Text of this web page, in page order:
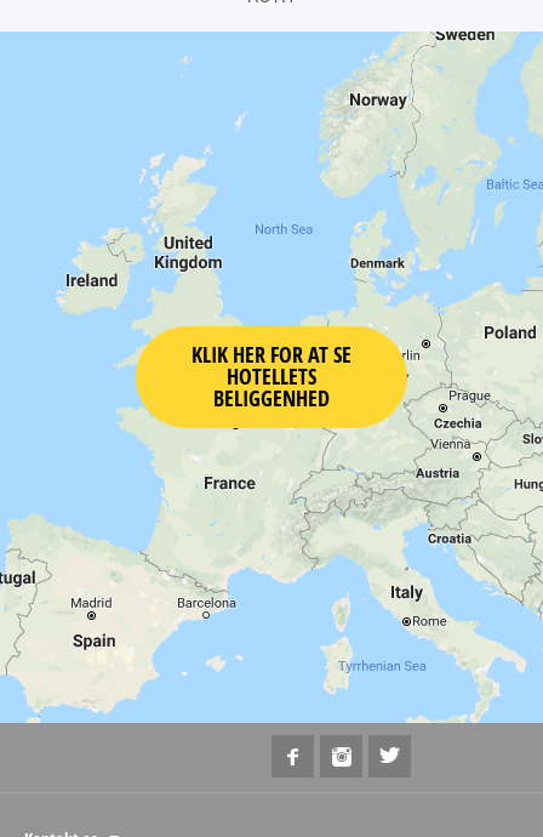
KLIK HER FOR AT SE
HOTELLETS
BELIGGENHED